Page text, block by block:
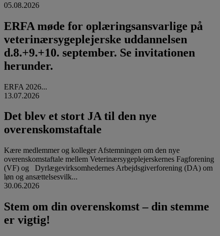
05.08.2026
ERFA møde for oplæringsansvarlige på
veterinærsygeplejerske uddannelsen
d.8.+9.+10. september. Se invitationen
herunder.
ERFA 2026...
13.07.2026
Det blev et stort JA til den nye
overenskomstaftale
Kære medlemmer og kolleger Afstemningen om den nye
overenskomstaftale mellem Veterinærsygeplejerskernes Fagforening
(VF) og Dyrlægevirksomhedernes Arbejdsgiverforening (DA) om
løn og ansættelsesvilk...
30.06.2026
Stem om din overenskomst – din stemme
er vigtig!